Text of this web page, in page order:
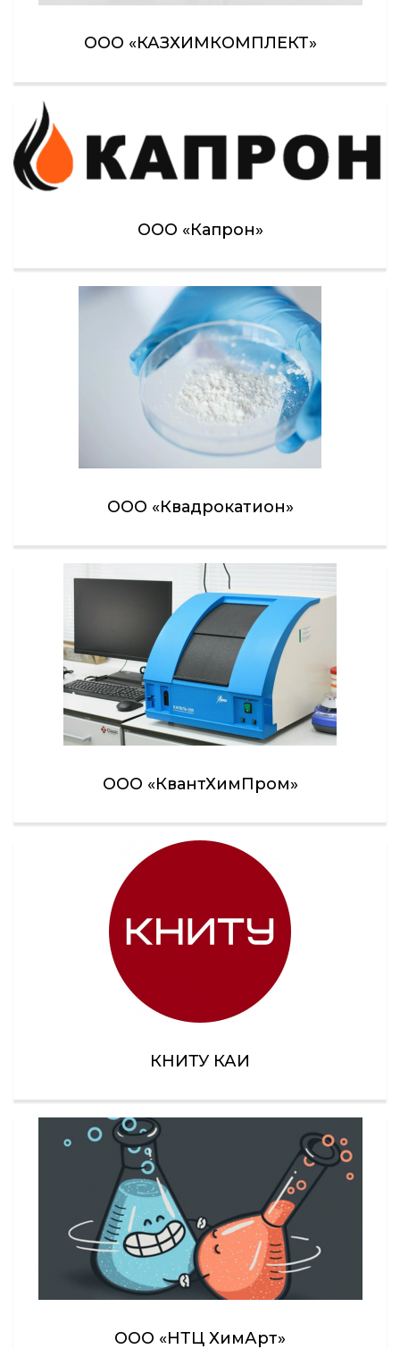
ООО «КАЗХИМКОМПЛЕКТ»
ООО «Капрон»
ООО «Квадрокатион»
ООО «КвантХимПром»
КНИТУ КАИ
ООО «НТЦ ХимАрт»